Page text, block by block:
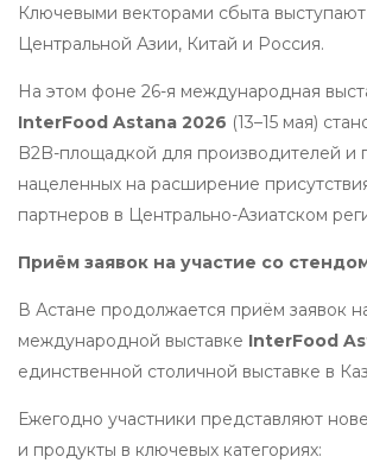
Ключевыми векторами сбыта
Центральной Азии, Китай и Россия.
На этом фоне 26-я международная
InterFood Astana 2026 (13–15 мая)
B2B-площадкой для производителей и
нацеленных на расширение
партнеров в Центрально-Азиатском
Приём заявок на участие со
В Астане продолжается приём заявок
международной выставке InterFood
единственной столичной выставке в
Ежегодно участники представляют
и продукты в ключевых категориях: